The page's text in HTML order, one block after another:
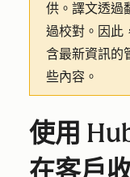
供。譯文透過
過校對。因此
含最新資訊的
些內容。
使用
在客戶